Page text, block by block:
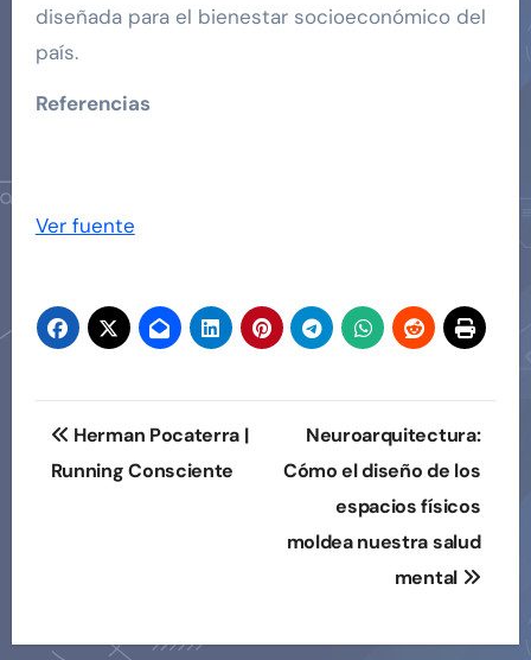
diseñada para el bienestar socioeconómico del
país.
Referencias
de
Ver fuente
Navegación
de
Herman Pocaterra |
Running Consciente
Neuroarquitectura:
Cómo el diseño de los
espacios físicos
moldea nuestra salud
mental